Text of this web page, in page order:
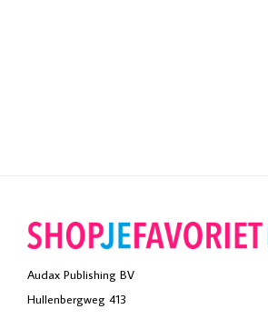
Audax Publishing BV
Hullenbergweg 413